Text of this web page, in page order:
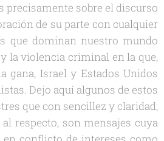
precisamente sobre el discurso
de su parte con cualquier
que dominan nuestro mundo
la violencia criminal en la que,
gana, Israel y Estados Unidos
Dejo aquí algunos de estos
que con sencillez y claridad,
respecto, son mensajes cuya